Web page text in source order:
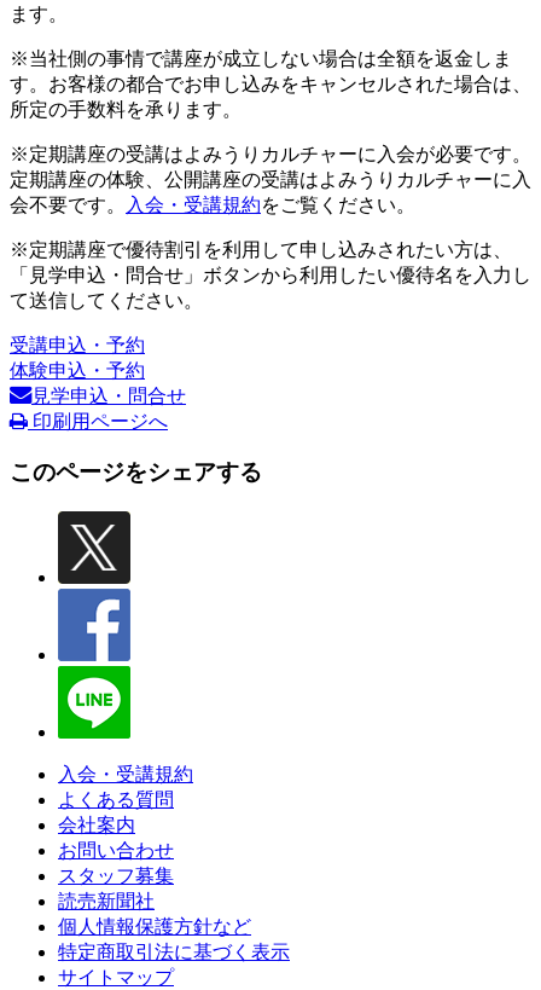
ます。
※当社側の事情で講座が成立しない場合は全額を返金しま
す。お客様の都合でお申し込みをキャンセルされた場合は、
所定の手数料を承ります。
※定期講座の受講はよみうりカルチャーに入会が必要です。
定期講座の体験、公開講座の受講はよみうりカルチャーに入
会不要です。
入会・受講規約をご覧ください。
※定期講座で優待割引を利用して申し込みされたい方は、
「見学申込・問合せ」ボタンから利用したい優待名を入力し
て送信してください。
受講申込・予約
体験申込・予約
見学申込・問合せ
印刷用ページへ
このページをシェアする
入会・受講規約
よくある質問
会社案内
お問い合わせ
スタッフ募集
読売新聞社
個人情報保護方針など
特定商取引法に基づく表示
サイトマップ